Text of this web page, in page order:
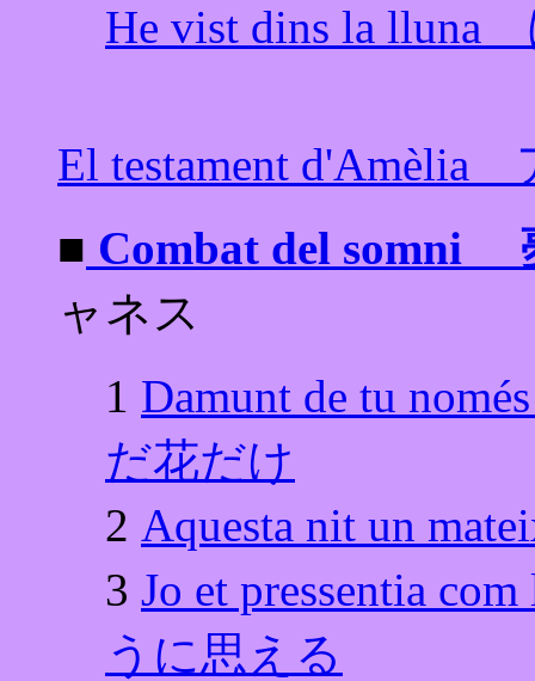
He vist dins la lluna
El testament d'Amèlia
■ Combat del somni
ャネス
1 Damunt de tu
だ花だけ
2 Aquesta nit un
3 Jo et pressentia
うに思える